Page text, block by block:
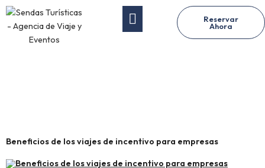
Reservar
Ahora
Beneficios de los viajes de incentivo para empresas